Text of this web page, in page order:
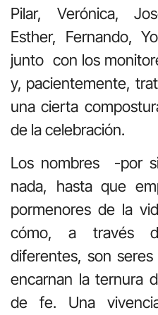
Pilar, Verónica,
Esther, Fernando,
junto con los
y, pacientemente,
una cierta
de la celebración.
Los nombres
-por
nada, hasta que
pormenores de la
cómo, a través
diferentes, son
encarnan la ternura
de fe. Una